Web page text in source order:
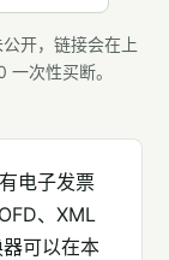
开，链接会在上
次性买断。
电子发票
、XML
可以在本